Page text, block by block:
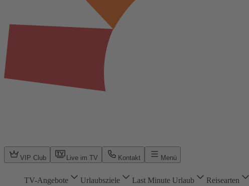
VIP Club Live im TV Kontakt Menü
TV-Angebote Urlaubsziele Last Minute Urlaub Reisearten